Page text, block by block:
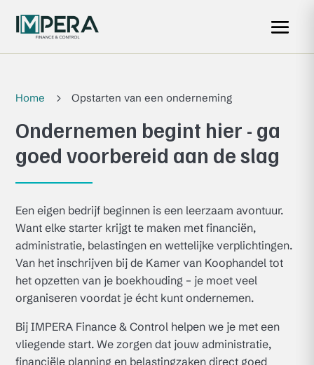
Home 5 Opstarten van een onderneming
Ondernemen begint hier - ga
goed voorbereid aan de slag
Een eigen bedrijf beginnen is een leerzaam avontuur.
Want elke starter krijgt te maken met financiën,
administratie, belastingen en wettelijke verplichtingen.
Van het inschrijven bij de Kamer van Koophandel tot
het opzetten van je boekhouding – je moet veel
organiseren voordat je écht kunt ondernemen.
Bij IMPERA Finance & Control helpen we je met een
vliegende start. We zorgen dat jouw administratie,
financiële planning en belastingzaken direct goed